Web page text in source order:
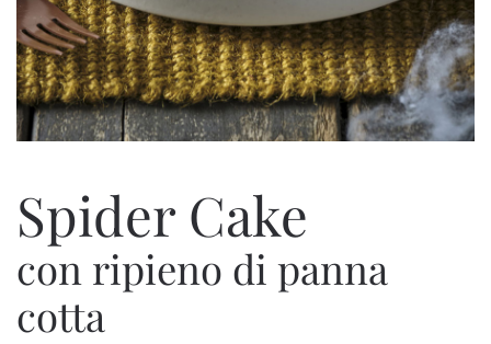
Spider Cake
con ripieno di panna
cotta